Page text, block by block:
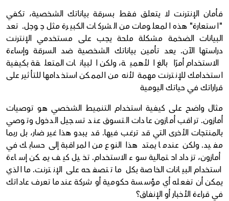
فأمان الإنترنت لا يتعلق فقط بسرقة بياناتك الشخصية، تكفي
"استعارة" هذه المعلومات من الشركات الكبيرة مثل جوجل. تعد
البيانات الضخمة مشكلة ملحة يجب على مستخدمي الإنترنت
دراستها الآن. يعد تأمين بياناتك الشخصية ضد السرقة وإساءة
الاستخدام أمرًا بالغ الأهمية، ولكن البيانات المتعلقة بكيفية
استخدامك للإنترنت مهمة لأنه من الممكن استخدامها للتأثير على
قراراتك في حياتك اليومية
مثال واضح على كيفية استخدام التنميط الشخصي هو توصيات
أمازون. تراقب أمازون عادات التسوق عند تسجيل الدخول وتوصي
بالمنتجات الأخرى التي قد ترغب فيها. قد يبدو هذا غير ضار، بل ربما
مفيد. ولكن عندما يمتد هذا النوع من المراقبة إلى حسابك في
أمازون، تزداد احتمالية سوء الاستخدام. تخيل كيف يمكن إساءة
استخدام البيانات الخاصة بكل ما تتصفحه على الإنترنت. ما الذي
يمكن أن تفعله أي مؤسسة حكومية أو شركة عندما تعرف عاداتك
في قراءة الأخبار أو الإنفاق؟